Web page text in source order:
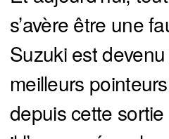
s’avère être une
Suzuki est devenu
meilleurs
depuis cette